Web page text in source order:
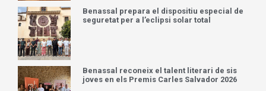
Benassal prepara el dispositiu especial de
seguretat per a l’eclipsi solar total
Benassal reconeix el talent literari de sis
joves en els Premis Carles Salvador 2026